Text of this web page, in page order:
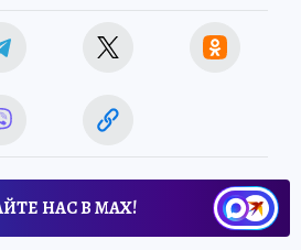
НАС В МАХ!